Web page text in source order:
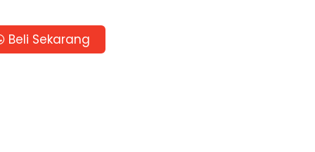
Beli Sekarang